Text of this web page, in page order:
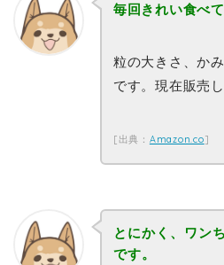
毎回きれい食べて
粒の大きさ、か
です。現在販売
[出典： Amazon.co]
とにかく、ワン
です。